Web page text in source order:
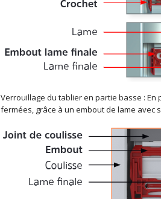
Verrouillage du tablier en partie basse :
fermées, grâce à un embout de lame avec